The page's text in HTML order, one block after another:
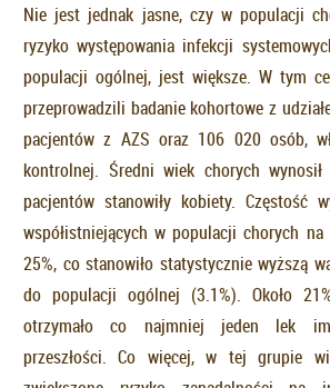
Nie jest jednak jasne, czy w populacji
ryzyko występowania infekcji
populacji ogólnej, jest większe. W tym
przeprowadzili badanie kohortowe z
pacjentów z AZS oraz 106 020 osób,
kontrolnej. Średni wiek chorych
pacjentów stanowiły kobiety. Częstość
współistniejących w populacji chorych na
25%, co stanowiło statystycznie wyższą
do populacji ogólnej (3.1%). Około
otrzymało co najmniej jeden lek
przeszłości. Co więcej, w tej grupie